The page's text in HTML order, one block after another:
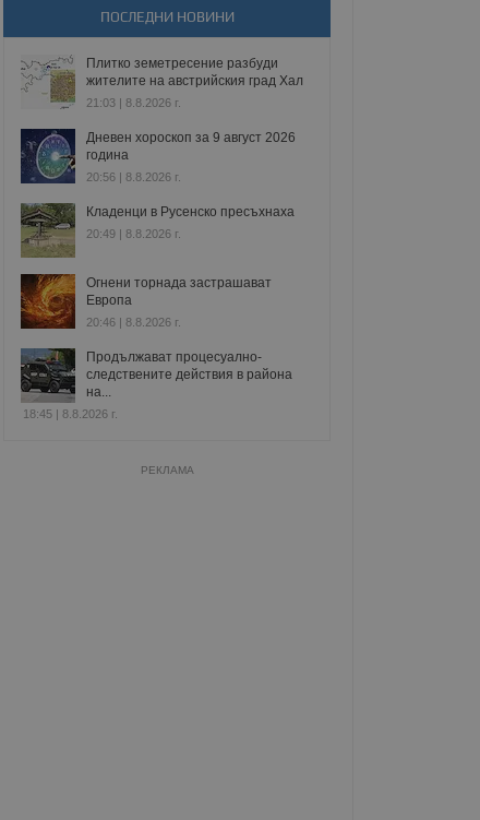
ПОСЛЕДНИ НОВИНИ
Плитко земетресение разбуди
жителите на австрийския град Хал
21:03 | 8.8.2026 г.
Дневен хороскоп за 9 август 2026
година
20:56 | 8.8.2026 г.
Кладенци в Русенско пресъхнаха
20:49 | 8.8.2026 г.
Огнени торнада застрашават
Европа
20:46 | 8.8.2026 г.
Продължават процесуално-
следствените действия в района
на...
18:45 | 8.8.2026 г.
РЕКЛАМА